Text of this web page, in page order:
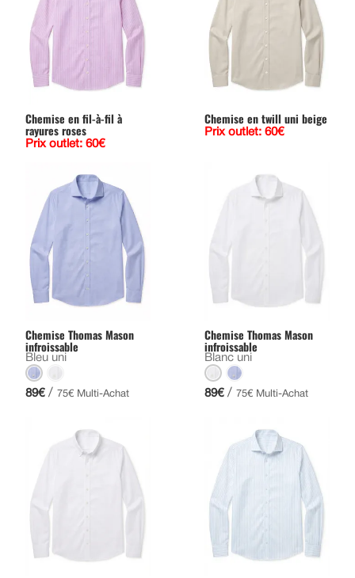
Chemise en fil-à-fil à
rayures roses
Prix outlet: 60€
Chemise en twill uni beige
Prix outlet: 60€
Chemise Thomas Mason
infroissable
Bleu uni
89€ / 75€ Multi-Achat
Chemise Thomas Mason
infroissable
Blanc uni
89€ / 75€ Multi-Achat